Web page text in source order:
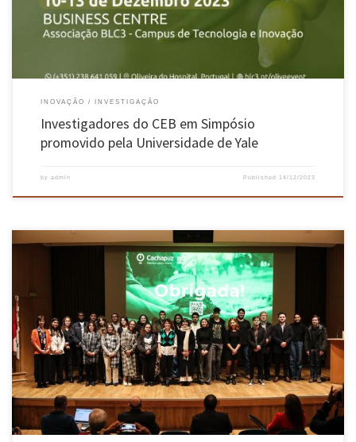
INOVAÇÃO INVESTIGAÇÃO
Investigadores do CEB em Simpósio
promovido pela Universidade de Yale
by admin Published 14/12/2023
A cerimónia do Prémio UMinho de Iniciação na Investigação Científica 2023 realizou-se a 12
de dezembro, no campus de Gualtar, em Braga. Vinte e sete estudantes de licenciatura e dos
primeiros anos de mestrado integrado desenvolveram nos últimos meses os seus projetos
científicos envolvidos em equipas de reconhecido mérito na […]